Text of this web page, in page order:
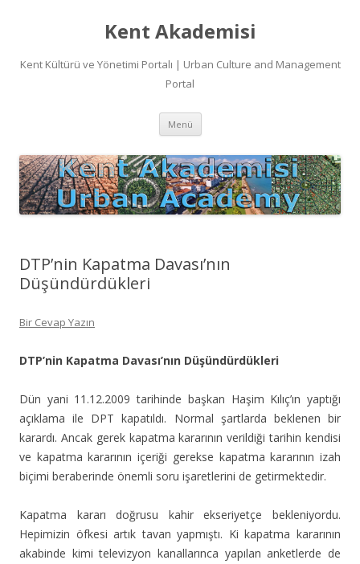
Kent Akademisi
Kent Kültürü ve Yönetimi Portalı | Urban Culture and Management
Portal
Menü İçeriğe
DTP’nin Kapatma Davası’nın
Düşündürdükleri
Bir Cevap Yazın
DTP’nin Kapatma Davası’nın Düşündürdükleri
Dün yani 11.12.2009 tarihinde başkan Haşim Kılıç’ın yaptığı
açıklama ile DPT kapatıldı. Normal şartlarda beklenen bir
karardı. Ancak gerek kapatma kararının verildiği tarihin kendisi
ve kapatma kararının içeriği gerekse kapatma kararının izah
biçimi beraberinde önemli soru işaretlerini de getirmektedir.
Kapatma kararı doğrusu kahir ekseriyetçe bekleniyordu.
Hepimizin öfkesi artık tavan yapmıştı. Ki kapatma kararının
akabinde kimi televizyon kanallarınca yapılan anketlerde de